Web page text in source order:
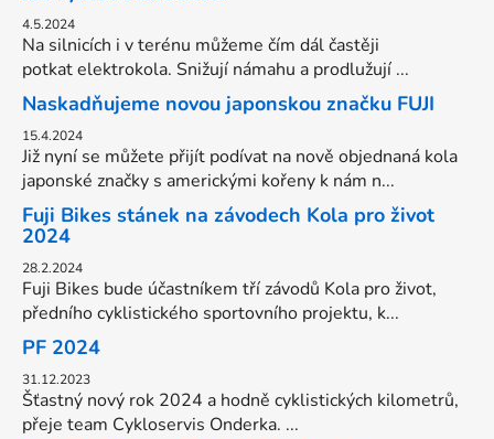
4.5.2024
Na silnicích i v terénu můžeme čím dál častěji
potkat elektrokola. Snižují námahu a prodlužují ...
Naskadňujeme novou japonskou značku FUJI
15.4.2024
Již nyní se můžete přijít podívat na nově objednaná kola
japonské značky s americkými kořeny k nám n...
Fuji Bikes stánek na závodech Kola pro život
2024
28.2.2024
Fuji Bikes bude účastníkem tří závodů Kola pro život,
předního cyklistického sportovního projektu, k...
PF 2024
31.12.2023
Šťastný nový rok 2024 a hodně cyklistických kilometrů,
přeje team Cykloservis Onderka. ...